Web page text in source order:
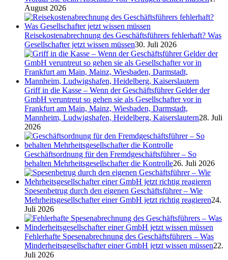
August 2026
Reisekostenabrechnung des Geschäftsführers fehlerhaft? Was
Gesellschafter jetzt wissen müssen30. Juli 2026
Griff in die Kasse – Wenn der Geschäftsführer Gelder der
GmbH veruntreut so gehen sie als Gesellschafter vor in
Frankfurt am Main, Mainz, Wiesbaden, Darmstadt,
Mannheim, Ludwigshafen, Heidelberg, Kaiserslautern28. Juli
2026
Geschäftsordnung für den Fremdgeschäftsführer – So
behalten Mehrheitsgesellschafter die Kontrolle26. Juli 2026
Spesenbetrug durch den eigenen Geschäftsführer – Wie
Mehrheitsgesellschafter einer GmbH jetzt richtig reagieren24.
Juli 2026
Fehlerhafte Spesenabrechnung des Geschäftsführers – Was
Minderheitsgesellschafter einer GmbH jetzt wissen müssen22.
Juli 2026